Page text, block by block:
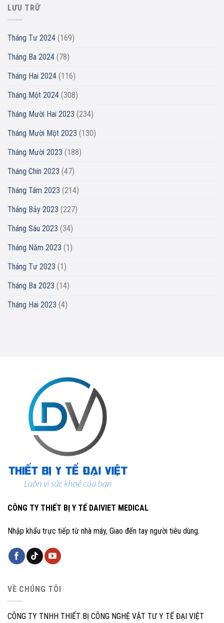
LƯU TRỮ
Tháng Tư 2024 (169)
Tháng Ba 2024 (78)
Tháng Hai 2024 (116)
Tháng Một 2024 (308)
Tháng Mười Hai 2023 (234)
Tháng Mười Một 2023 (130)
Tháng Mười 2023 (188)
Tháng Chín 2023 (47)
Tháng Tám 2023 (214)
Tháng Bảy 2023 (227)
Tháng Sáu 2023 (34)
Tháng Năm 2023 (1)
Tháng Tư 2023 (1)
Tháng Ba 2023 (14)
Tháng Hai 2023 (4)
CÔNG TY THIẾT BỊ Y TẾ DAIVIET MEDICAL
Nhập khẩu trực tiếp từ nhà máy, Giao đến tay người tiêu dùng.
VỀ CHÚNG TÔI
CÔNG TY TNHH THIẾT BỊ CÔNG NGHỆ VẬT TƯ Y TẾ ĐẠI VIỆT